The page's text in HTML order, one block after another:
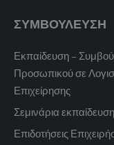
ΣΥΜΒΟΥΛΕΥΣΗ
Εκπαίδευση –
Προσωπικού σε
Επιχείρησης
Σεμινάρια
Επιδοτήσεις